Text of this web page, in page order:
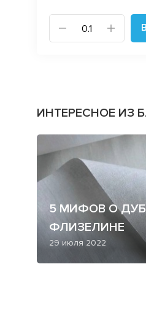
ИНТЕРЕСНОЕ ИЗ
5 МИФОВ О
ФЛИЗЕЛИНЕ
29 июля 2022